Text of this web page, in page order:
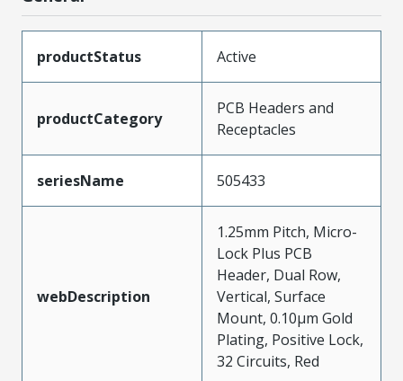
productStatus Active
productCategory
PCB Headers and
Receptacles
seriesName 505433
webDescription
1.25mm Pitch, Micro-
Lock Plus PCB
Header, Dual Row,
Vertical, Surface
Mount, 0.10µm Gold
Plating, Positive Lock,
32 Circuits, Red